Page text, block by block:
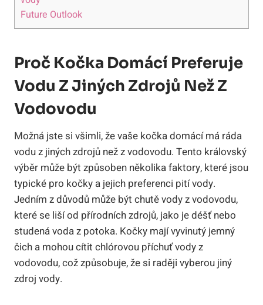
Future Outlook
Proč Kočka Domácí Preferuje
Vodu Z Jiných Zdrojů Než Z
Vodovodu
Možná jste si všimli, že vaše kočka domácí má ráda
vodu z jiných zdrojů než z vodovodu. Tento královský
výběr může být způsoben několika faktory, které jsou
typické pro kočky a jejich preferenci pití vody.
Jedním z důvodů může být chutě vody z vodovodu,
které se liší od přírodních zdrojů, jako je déšť nebo
studená voda z potoka. Kočky mají vyvinutý jemný
čich a mohou cítit chlórovou příchuť vody z
vodovodu, což způsobuje, že si raději vyberou jiný
zdroj vody.